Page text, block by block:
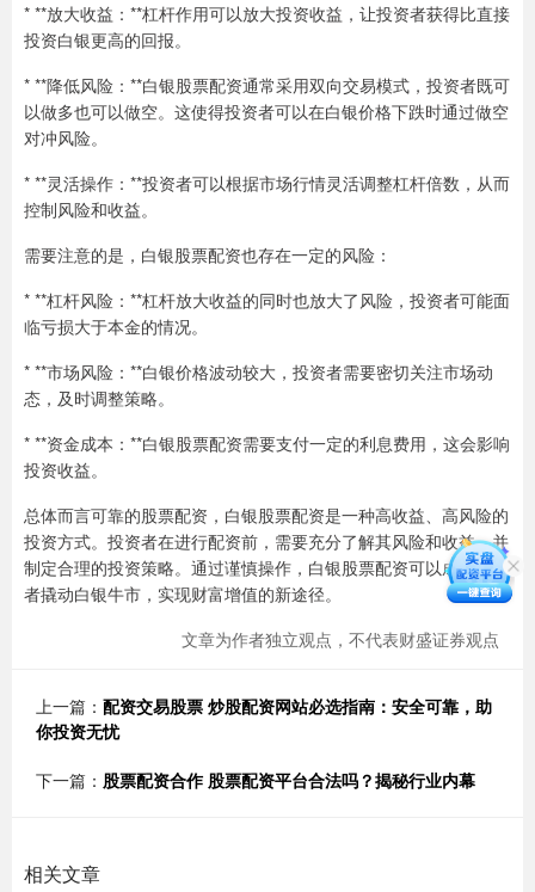
* **放大收益：**杠杆作用可以放大投资收益，让投资者获得比直接
投资白银更高的回报。
* **降低风险：**白银股票配资通常采用双向交易模式，投资者既可
以做多也可以做空。这使得投资者可以在白银价格下跌时通过做空
对冲风险。
* **灵活操作：**投资者可以根据市场行情灵活调整杠杆倍数，从而
控制风险和收益。
需要注意的是，白银股票配资也存在一定的风险：
* **杠杆风险：**杠杆放大收益的同时也放大了风险，投资者可能面
临亏损大于本金的情况。
* **市场风险：**白银价格波动较大，投资者需要密切关注市场动
态，及时调整策略。
* **资金成本：**白银股票配资需要支付一定的利息费用，这会影响
投资收益。
总体而言可靠的股票配资，白银股票配资是一种高收益、高风险的
投资方式。投资者在进行配资前，需要充分了解其风险和收益，并
制定合理的投资策略。通过谨慎操作，白银股票配资可以成为投资
者撬动白银牛市，实现财富增值的新途径。
文章为作者独立观点，不代表财盛证券观点
上一篇： 配资交易股票 炒股配资网站必选指南：安全可靠，助
你投资无忧
下一篇： 股票配资合作 股票配资平台合法吗？揭秘行业内幕
相关文章